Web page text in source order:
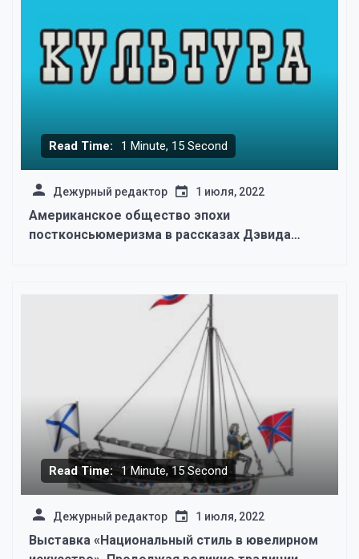
Read Time: 1 Minute, 15 Second
Дежурный редактор 1 июля, 2022
Американское общество эпохи
постконсьюмеризма в рассказах Дэвида
Read Time: 1 Minute, 15 Second
Дежурный редактор 1 июля, 2022
Выставка «Национальный стиль в ювелирном